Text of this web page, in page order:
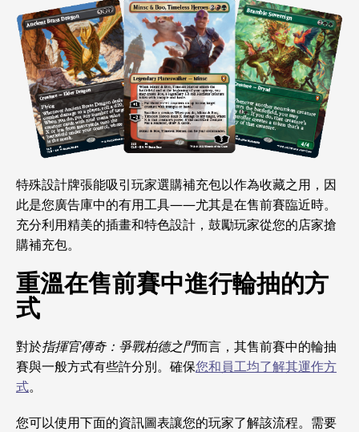
特殊設計牌張能吸引玩家選購補充包以作為收藏之用，因
此是您廣告庫中的有用工具——尤其是在售前賽臨近時。
充分利用精美的插畫和特色設計，鼓勵玩家從您的店家搶
購補充包。
重溫在售前賽中進行輪抽的方
式
對於指揮官傳奇：爭戰柏德之門而言，其售前賽中的輪抽
賽與一般方式有些許分別。確保您和員工均了解其運作方
式。
您可以使用下面的資訊圖表讓您的玩家了解該流程。需要